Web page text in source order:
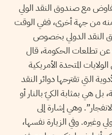
مع صندوق النقد الولي
من جهة أخرى، ففي الوقت
النقد الدولي بخصوص
تطلعات الحكومة، قال
المتحدة الأمريكية
التي تقترحها دوائر النقد
بل هي بمثابة الكيّ بالنار أو
وهي إشارة إلى
وغيره. وفي الزيارة نفسها،